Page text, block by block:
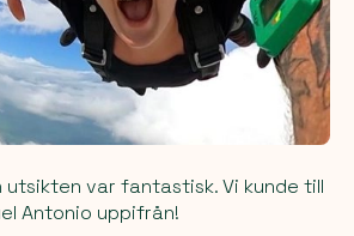
utsikten var fantastisk. Vi kunde till
Antonio uppifrån!